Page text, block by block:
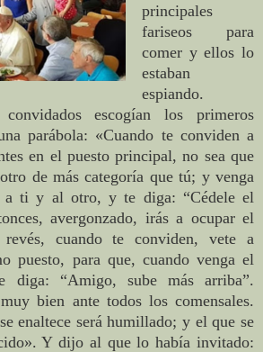
principales
fariseos para
comer y ellos lo
estaban
espiando.
escogían los primeros
parábola: «Cuando te conviden a
en el puesto principal, no sea que
de más categoría que tú; y venga
a ti y al otro, y te diga: “Cédele el
avergonzado, irás a ocupar el
cuando te conviden, vete a
puesto, para que, cuando venga el
diga: “Amigo, sube más arriba”.
bien ante todos los comensales.
enaltece será humillado; y el que se
Y dijo al que lo había invitado: